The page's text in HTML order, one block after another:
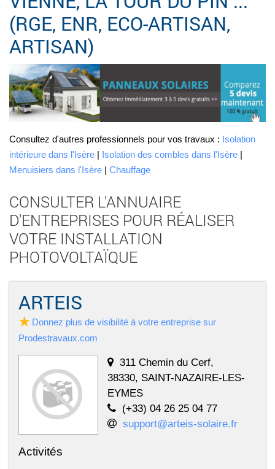
(RGE, ENR, ECO-ARTISAN,
ARTISAN)
Consultez d'autres professionnels pour vos travaux : Isolation
intérieure dans l'Isère | Isolation des combles dans l'Isère |
Menuisiers dans l'Isère | Chauffage
CONSULTER L'ANNUAIRE
D'ENTREPRISES POUR RÉALISER
VOTRE INSTALLATION
PHOTOVOLTAÏQUE
ARTEIS
Donnez plus de visibilité à votre entreprise sur
Prodestravaux.com
311 Chemin du Cerf,
38330, SAINT-NAZAIRE-LES-
EYMES
(+33) 04 26 25 04 77
support@arteis-solaire.fr
Activités